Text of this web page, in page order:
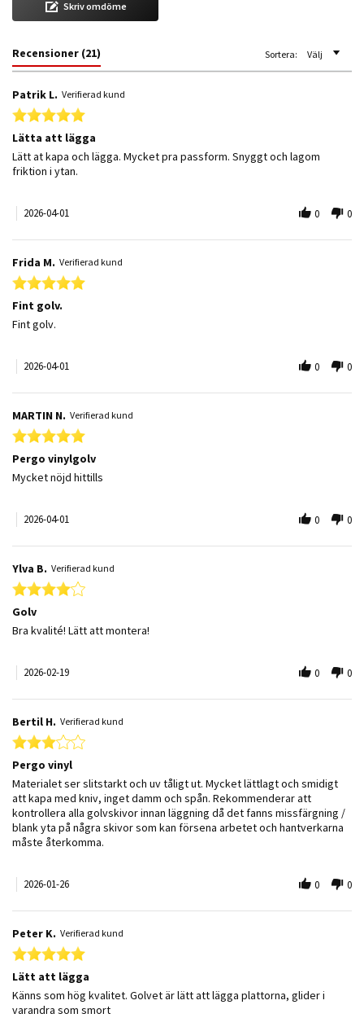
Skriv omdöme
Recensioner (21) Sortera: Välj
Patrik L. Verifierad kund
5.0 star rating
Lätta att lägga
Review by Patrik L. on 1 Apr 2026
review stating Lätta att lägga
Lätt at kapa och lägga. Mycket pra passform. Snyggt och lagom
friktion i ytan.
2026-04-01 0 0
Frida M. Verifierad kund
5.0 star rating
Fint golv.
Review by Frida M. on 1 Apr 2026
review stating Fint golv.
Fint golv.
2026-04-01 0 0
MARTIN N. Verifierad kund
5.0 star rating
Pergo vinylgolv
Review by MARTIN N. on 1 Apr 2026
review stating Pergo vinylgolv
Mycket nöjd hittills
2026-04-01 0 0
Ylva B. Verifierad kund
4.0 star rating
Golv
Review by Ylva B. on 19 Feb 2026
review stating Golv
Bra kvalité! Lätt att montera!
2026-02-19 0 0
Bertil H. Verifierad kund
3.0 star rating
Pergo vinyl
Review by Bertil H. on 26 Jan 2026
review stating Pergo vinyl
Materialet ser slitstarkt och uv tåligt ut. Mycket lättlagt och smidigt
att kapa med kniv, inget damm och spån. Rekommenderar att
kontrollera alla golvskivor innan läggning då det fanns missfärgning /
blank yta på några skivor som kan försena arbetet och hantverkarna
måste återkomma.
2026-01-26 0 0
Peter K. Verifierad kund
5.0 star rating
Lätt att lägga
Review by Peter K. on 18 Jan 2026
review stating Lätt att lägga
Känns som hög kvalitet. Golvet är lätt att lägga plattorna, glider i
varandra som smort